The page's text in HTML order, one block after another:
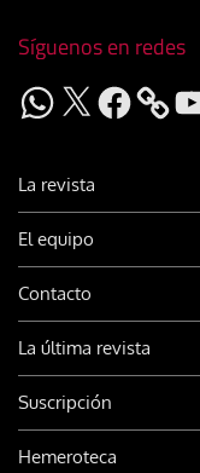
Síguenos en redes
WhatsApp
X Facebook
La revista
El equipo
Contacto
La última revista
Suscripción
Hemeroteca